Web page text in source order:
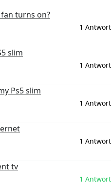
turns on?
1 Antwort
slim
1 Antwort
Ps5 slim
1 Antwort
1 Antwort
tv
1 Antwort